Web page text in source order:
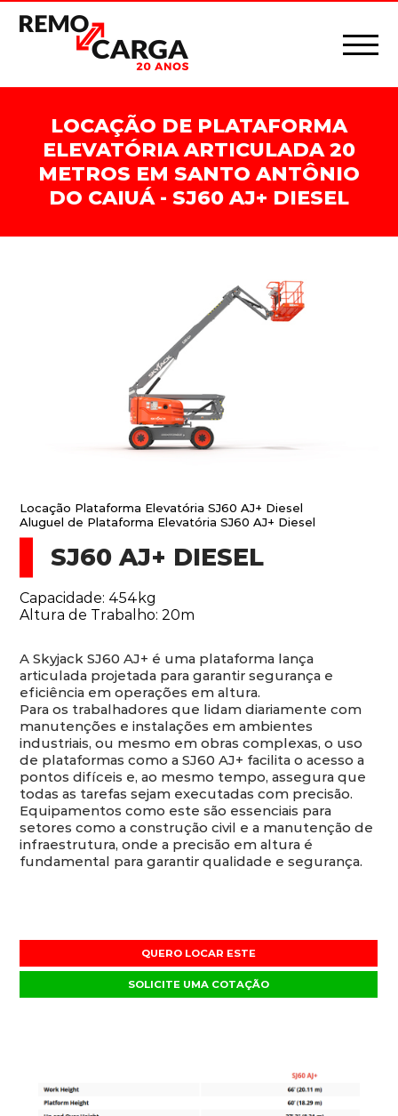
LOCAÇÃO DE PLATAFORMA
ELEVATÓRIA ARTICULADA 20
METROS EM SANTO ANTÔNIO
DO CAIUÁ - SJ60 AJ+ DIESEL
Locação Plataforma Elevatória SJ60 AJ+ Diesel
Aluguel de Plataforma Elevatória SJ60 AJ+ Diesel
SJ60 AJ+ DIESEL
Capacidade: 454kg
Altura de Trabalho: 20m
A Skyjack SJ60 AJ+ é uma plataforma lança
articulada projetada para garantir segurança e
eficiência em operações em altura.
Para os trabalhadores que lidam diariamente com
manutenções e instalações em ambientes
industriais, ou mesmo em obras complexas, o uso
de plataformas como a SJ60 AJ+ facilita o acesso a
pontos difíceis e, ao mesmo tempo, assegura que
todas as tarefas sejam executadas com precisão.
Equipamentos como este são essenciais para
setores como a construção civil e a manutenção de
infraestrutura, onde a precisão em altura é
fundamental para garantir qualidade e segurança.
QUERO LOCAR ESTE
SOLICITE UMA COTAÇÃO